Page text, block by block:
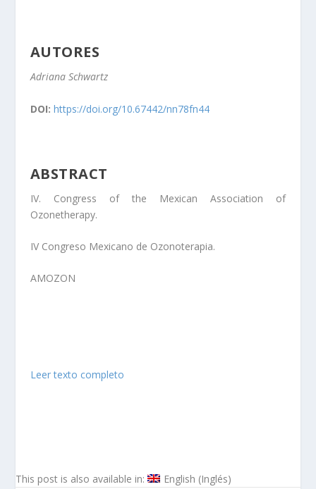
AUTORES
Adriana Schwartz
DOI: https://doi.org/10.67442/nn78fn44
ABSTRACT
IV. Congress of the Mexican Association of
Ozonetherapy.
IV Congreso Mexicano de Ozonoterapia.
AMOZON
Leer texto completo
This post is also available in: English (Inglés)